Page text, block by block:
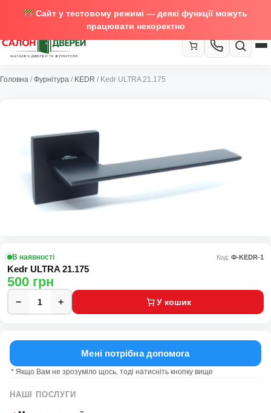
Сайт у тестовому режимі — деякі функції можуть
працювати некоректно
067-370-89-35
Головна / Фурнітура / KEDR / Kedr ULTRA 21.175
В наявності Код: Ф-KEDR-1
Kedr ULTRA 21.175
500 грн
− + У кошик
Мені потрібна допомога
* Якщо Вам не зрозуміло щось, тоді натисніть кнопку вище
НАШІ ПОСЛУГИ